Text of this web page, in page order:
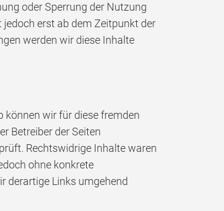
oder Sperrung der Nutzung
erst ab dem Zeitpunkt der
werden wir diese Inhalte
können wir für diese fremden
Betreiber der Seiten
Rechtswidrige Inhalte waren
ohne konkrete
derartige Links umgehend